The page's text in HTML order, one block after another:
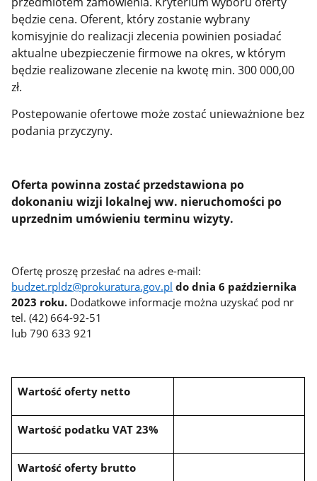
będzie cena. Oferent, który zostanie wybrany
komisyjnie do realizacji zlecenia powinien posiadać
aktualne ubezpieczenie firmowe na okres, w którym
będzie realizowane zlecenie na kwotę min. 300 000,00
zł.
Postepowanie ofertowe może zostać unieważnione bez
podania przyczyny.
Oferta powinna zostać przedstawiona po
dokonaniu wizji lokalnej ww. nieruchomości po
uprzednim umówieniu terminu wizyty.
Ofertę proszę przesłać na adres e-mail:
budzet.rpldz@prokuratura.gov.pl do dnia 6 października
2023 roku. Dodatkowe informacje można uzyskać pod nr
tel. (42) 664-92-51
lub 790 633 921
Wartość oferty netto
Wartość podatku VAT 23%
Wartość oferty brutto